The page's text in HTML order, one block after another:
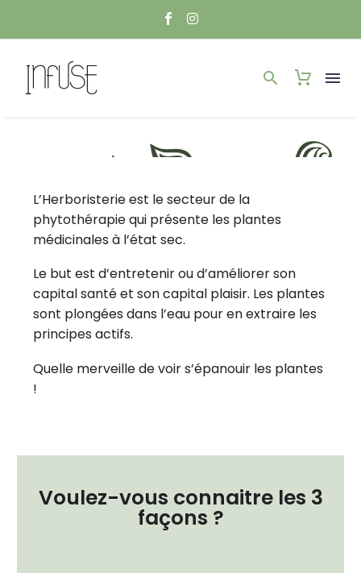
L’Herboristerie est le secteur de la
phytothérapie qui présente les plantes
médicinales à l’état sec.
Le but est d’entretenir ou d’améliorer son
capital santé et son capital plaisir. Les plantes
sont plongées dans l’eau pour en extraire les
principes actifs.
Quelle merveille de voir s’épanouir les plantes
!
Voulez-vous connaitre les 3
façons ?